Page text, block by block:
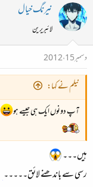
نیرنگ خیال
لائبریرین
دسمبر 15، 2012
نیلم نے کہا:
آپ دونوں ایک ہی جیسے ہو
ہیں۔۔۔
رسی سے باندھنے لائق۔۔۔۔۔